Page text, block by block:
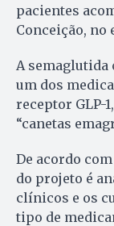
pacientes
Conceição, no
A
um dos
receptor GLP-
“canetas
De acordo
do projeto é
clínicos e os
tipo de